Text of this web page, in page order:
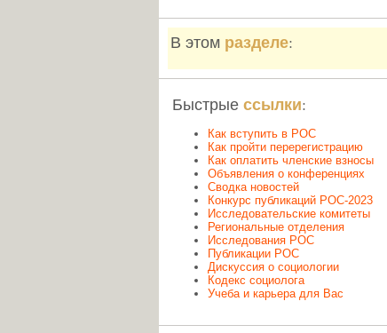
В этом разделе:
Быстрые ссылки:
Как вступить в РОС
Как пройти перерегистрацию
Как оплатить членские взносы
Объявления о конференциях
Сводка новостей
Конкурс публикаций РОС-2023
Исследовательские комитеты
Региональные отделения
Исследования РОС
Публикации РОС
Дискуссия о социологии
Кодекс социолога
Учеба и карьера для Вас